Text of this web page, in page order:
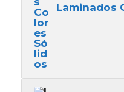
Laminados